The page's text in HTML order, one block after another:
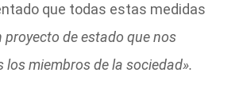
que todas estas medidas
proyecto de estado que nos
los miembros de la sociedad».